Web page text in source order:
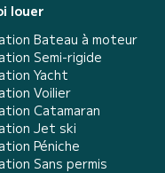
louer
Bateau à moteur
Semi-rigide
Yacht
Voilier
Catamaran
Jet ski
Péniche
Sans permis